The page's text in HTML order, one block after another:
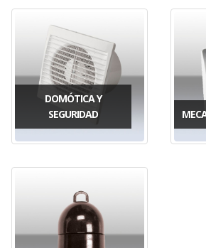
DOMÓTICA Y
SEGURIDAD